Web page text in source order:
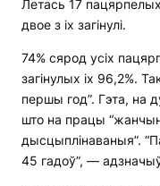
Летась 17
двое з іх загінулі.
74% сярод усіх
загінулых іх 96,2%.
першы год”. Гэта, на
што на працы
дысцыплінаваныя”.
45 гадоў”, —